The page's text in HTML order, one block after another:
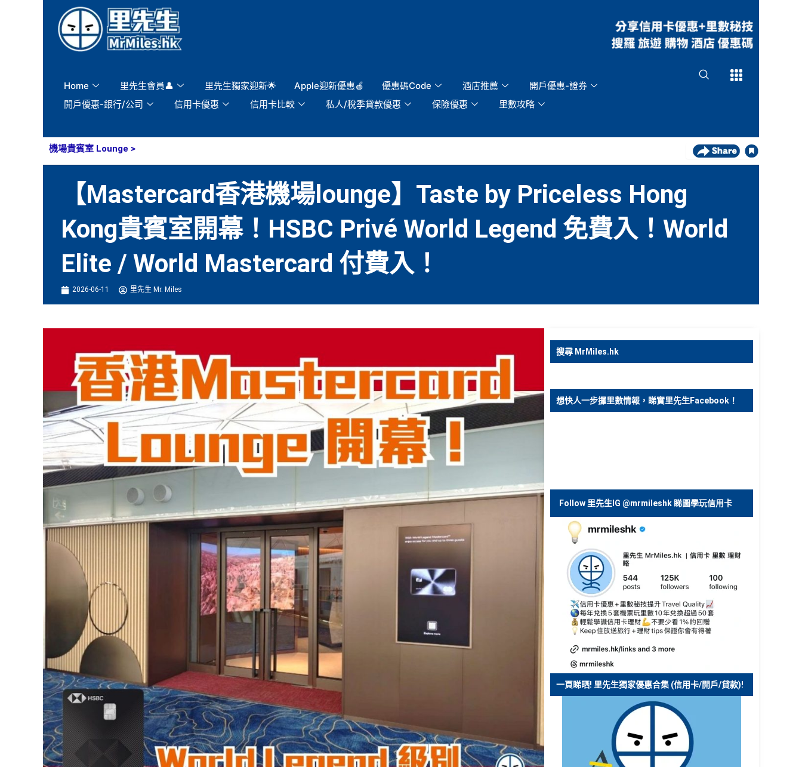
Home 里先生會員👤 里先生獨家迎新🌟 Apple迎新優惠🍎 優惠碼Code 酒店推薦
開戶優惠-證券
開戶優惠-銀行/公司
信用卡優惠 信用卡比較 私人/稅季貸款優惠 保險優惠 里數攻略
Open
機場貴賓室 Lounge >
【Mastercard香港機場lounge】Taste by Priceless Hong
Kong貴賓室開幕！HSBC Privé World Legend 免費入！World
Elite / World Mastercard 付費入！
2026-06-11 里先生 Mr. Miles
搜尋 MrMiles.hk
想快人一步攞里數情報，睇實里先生Facebook！
Follow 里先生IG @mrmileshk 睇圖學玩信用卡
一頁睇晒! 里先生獨家優惠合集 (信用卡/開戶/貸款)!